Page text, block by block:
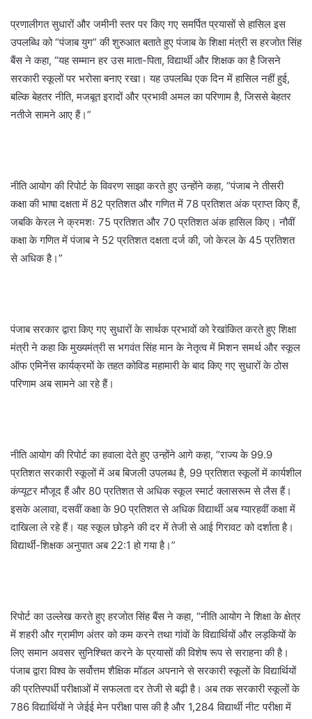
प्रणालीगत सुधारों और जमीनी स्तर पर किए गए समर्पित प्रयासों से हासिल इस
उपलब्धि को “पंजाब युग” की शुरुआत बताते हुए पंजाब के शिक्षा मंत्री स हरजोत सिंह
बैंस ने कहा, “यह सम्मान हर उस माता-पिता, विद्यार्थी और शिक्षक का है जिसने
सरकारी स्कूलों पर भरोसा बनाए रखा। यह उपलब्धि एक दिन में हासिल नहीं हुई,
बल्कि बेहतर नीति, मजबूत इरादों और प्रभावी अमल का परिणाम है, जिससे बेहतर
नतीजे सामने आए हैं।”
नीति आयोग की रिपोर्ट के विवरण साझा करते हुए उन्होंने कहा, “पंजाब ने तीसरी
कक्षा की भाषा दक्षता में 82 प्रतिशत और गणित में 78 प्रतिशत अंक प्राप्त किए हैं,
जबकि केरल ने क्रमशः 75 प्रतिशत और 70 प्रतिशत अंक हासिल किए। नौवीं
कक्षा के गणित में पंजाब ने 52 प्रतिशत दक्षता दर्ज की, जो केरल के 45 प्रतिशत
से अधिक है।”
पंजाब सरकार द्वारा किए गए सुधारों के सार्थक प्रभावों को रेखांकित करते हुए शिक्षा
मंत्री ने कहा कि मुख्यमंत्री स भगवंत सिंह मान के नेतृत्व में मिशन समर्थ और स्कूल
ऑफ एमिनेंस कार्यक्रमों के तहत कोविड महामारी के बाद किए गए सुधारों के ठोस
परिणाम अब सामने आ रहे हैं।
नीति आयोग की रिपोर्ट का हवाला देते हुए उन्होंने आगे कहा, “राज्य के 99.9
प्रतिशत सरकारी स्कूलों में अब बिजली उपलब्ध है, 99 प्रतिशत स्कूलों में कार्यशील
कंप्यूटर मौजूद हैं और 80 प्रतिशत से अधिक स्कूल स्मार्ट क्लासरूम से लैस हैं।
इसके अलावा, दसवीं कक्षा के 90 प्रतिशत से अधिक विद्यार्थी अब ग्यारहवीं कक्षा में
दाखिला ले रहे हैं। यह स्कूल छोड़ने की दर में तेजी से आई गिरावट को दर्शाता है।
विद्यार्थी-शिक्षक अनुपात अब 22:1 हो गया है।”
रिपोर्ट का उल्लेख करते हुए हरजोत सिंह बैंस ने कहा, “नीति आयोग ने शिक्षा के क्षेत्र
में शहरी और ग्रामीण अंतर को कम करने तथा गांवों के विद्यार्थियों और लड़कियों के
लिए समान अवसर सुनिश्चित करने के प्रयासों की विशेष रूप से सराहना की है।
पंजाब द्वारा विश्व के सर्वोत्तम शैक्षिक मॉडल अपनाने से सरकारी स्कूलों के विद्यार्थियों
की प्रतिस्पर्धी परीक्षाओं में सफलता दर तेजी से बढ़ी है। अब तक सरकारी स्कूलों के
786 विद्यार्थियों ने जेईई मेन परीक्षा पास की है और 1,284 विद्यार्थी नीट परीक्षा में